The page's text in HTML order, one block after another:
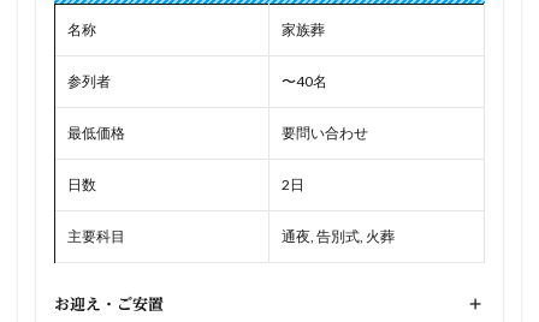
名称 家族葬
参列者 〜40名
最低価格 要問い合わせ
日数 2日
主要科目 通夜, 告別式, 火葬
お迎え・ご安置 +